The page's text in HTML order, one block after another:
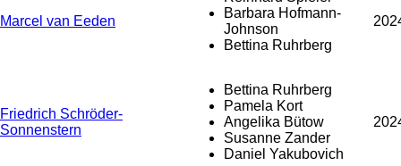
Marcel van Eeden
Barbara Hofmann-
Johnson
Bettina Ruhrberg
Friedrich Schröder-
Sonnenstern
Bettina Ruhrberg
Pamela Kort
Angelika Bütow
Susanne Zander
Daniel Yakubovich